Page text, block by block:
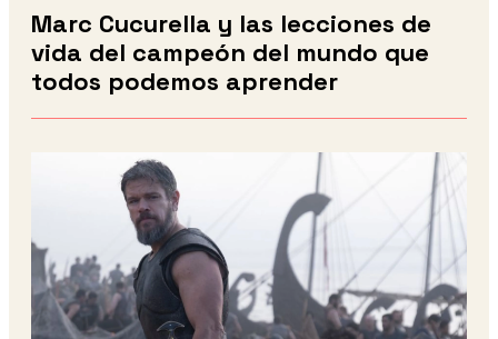
Marc Cucurella y las lecciones de
vida del campeón del mundo que
todos podemos aprender